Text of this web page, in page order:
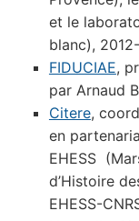
et le
blanc),
FIDUCIAE,
par Arnaud
Citere,
en
EHESS
d’Histoire
EHESS-